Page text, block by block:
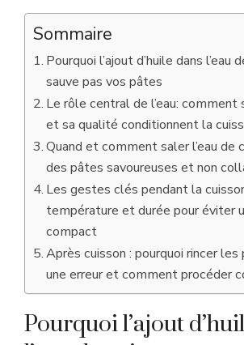
Sommaire
Pourquoi l’ajout d’huile dans l’eau
sauve pas vos pâtes
Le rôle central de l’eau: comment
et sa qualité conditionnent la
Quand et comment saler l’eau de
des pâtes savoureuses et non
Les gestes clés pendant la
température et durée pour éviter
compact
Après cuisson : pourquoi rincer
une erreur et comment procéder
Pourquoi l’ajout